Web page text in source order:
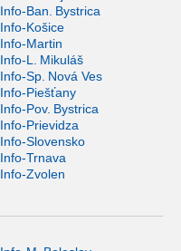
Info-Ban. Bystrica
Info-Košice
Info-Martin
Info-L. Mikuláš
Info-Sp. Nová Ves
Info-Piešťany
Info-Pov. Bystrica
Info-Prievidza
Info-Slovensko
Info-Trnava
Info-Zvolen